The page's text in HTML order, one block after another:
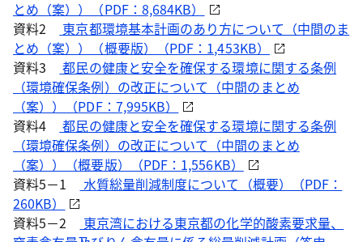
とめ（案））（PDF：8,684KB）
資料2
東京都環境基本計画のあり方について（中間のま
とめ（案））（概要版）（PDF：1,453KB）
資料3
都民の健康と安全を確保する環境に関する条例
（環境確保条例）の改正について（中間のまとめ
（案））（PDF：7,995KB）
資料4
都民の健康と安全を確保する環境に関する条例
（環境確保条例）の改正について（中間のまとめ
（案））（概要版）（PDF：1,556KB）
資料5－1
水質総量削減制度について（概要）（PDF：
260KB）
資料5－2
東京湾における東京都の化学的酸素要求量、